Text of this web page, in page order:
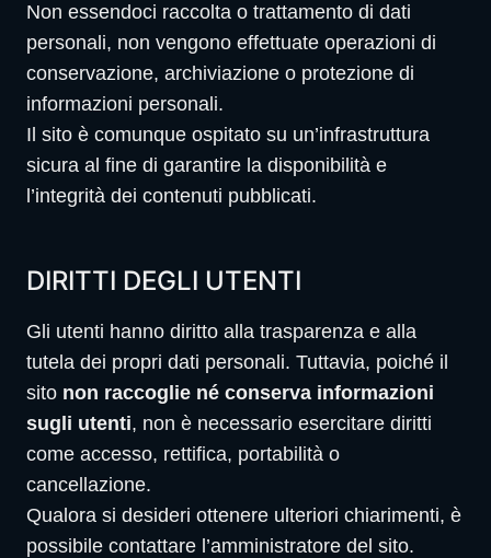
Non essendoci raccolta o trattamento di dati
personali, non vengono effettuate operazioni di
conservazione, archiviazione o protezione di
informazioni personali.
Il sito è comunque ospitato su un’infrastruttura
sicura al fine di garantire la disponibilità e
l’integrità dei contenuti pubblicati.
DIRITTI DEGLI UTENTI
Gli utenti hanno diritto alla trasparenza e alla
tutela dei propri dati personali. Tuttavia, poiché il
sito non raccoglie né conserva informazioni
sugli utenti, non è necessario esercitare diritti
come accesso, rettifica, portabilità o
cancellazione.
Qualora si desideri ottenere ulteriori chiarimenti, è
possibile contattare l’amministratore del sito.